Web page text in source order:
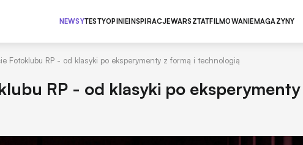
NEWSYTESTYOPINIEINSPIRACJEWARSZTATFILMOWANIEMAGAZYNY
Fotoklubu RP - od klasyki po eksperymenty z formą i technologią
RP - od klasyki po